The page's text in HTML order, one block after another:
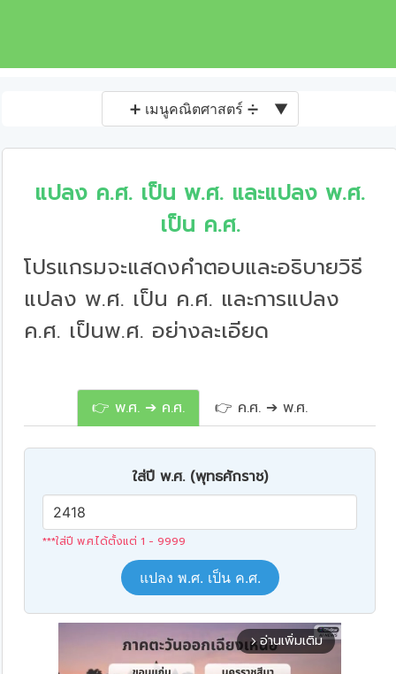
➕ เมนูคณิตศาสตร์ ➗ ▼
แปลง ค.ศ. เป็น พ.ศ. และแปลง พ.ศ.
เป็น ค.ศ.
โปรแกรมจะแสดงคำตอบและอธิบายวิธี
แปลง พ.ศ. เป็น ค.ศ. และการแปลง
ค.ศ. เป็นพ.ศ. อย่างละเอียด
👉 พ.ศ. ➔ ค.ศ. 👉 ค.ศ. ➔ พ.ศ.
ใส่ปี พ.ศ. (พุทธศักราช)
***ใส่ปี พ.ศ.ได้ตั้งแต่ 1 - 9999
แปลง พ.ศ. เป็น ค.ศ.
arrow_forward_ios อ่านเพิ่มเติม